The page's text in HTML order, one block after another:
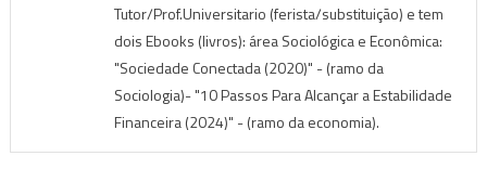
Tutor/Prof.Universitario (ferista/substituição) e tem
dois Ebooks (livros): área Sociológica e Econômica:
"Sociedade Conectada (2020)" - (ramo da
Sociologia)- "10 Passos Para Alcançar a Estabilidade
Financeira (2024)" - (ramo da economia).